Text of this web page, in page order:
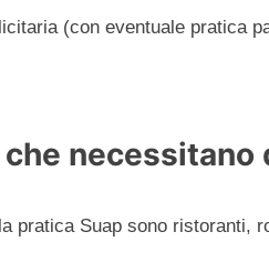
(con eventuale pratica
necessitano
pratica Suap sono ristoranti,